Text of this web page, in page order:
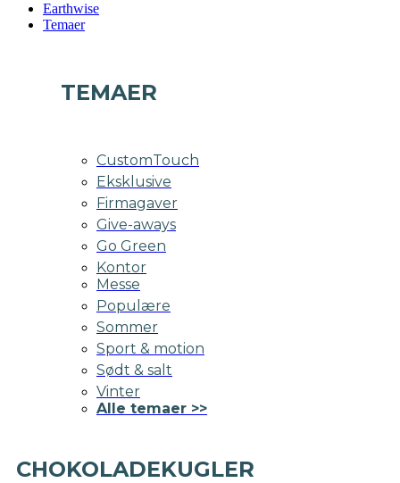
Earthwise
Temaer
TEMAER
CustomTouch
Eksklusive
Firmagaver
Give-aways
Go Green
Kontor
Messe
Populære
Sommer
Sport & motion
Sødt & salt
Vinter
Alle temaer >>
CHOKOLADEKUGLER